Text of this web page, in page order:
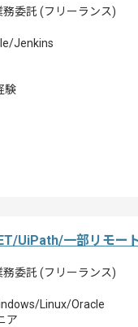
務委託 (フリーランス)
Jenkins
験
UiPath/一部リモー
務委託 (フリーランス)
Linux/Oracle
ア